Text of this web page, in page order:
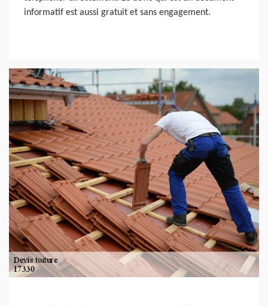
informatif est aussi gratuit et sans engagement.